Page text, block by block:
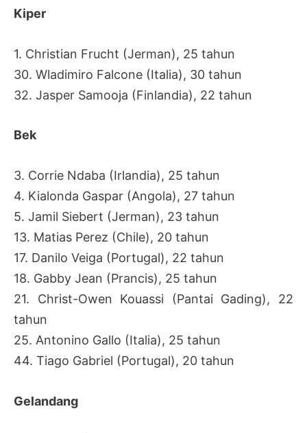
Kiper
1. Christian Frucht (Jerman), 25 tahun
30. Wladimiro Falcone (Italia), 30 tahun
32. Jasper Samooja (Finlandia), 22 tahun
Bek
3. Corrie Ndaba (Irlandia), 25 tahun
4. Kialonda Gaspar (Angola), 27 tahun
5. Jamil Siebert (Jerman), 23 tahun
13. Matias Perez (Chile), 20 tahun
17. Danilo Veiga (Portugal), 22 tahun
18. Gabby Jean (Prancis), 25 tahun
21. Christ-Owen Kouassi (Pantai Gading), 22
tahun
25. Antonino Gallo (Italia), 25 tahun
44. Tiago Gabriel (Portugal), 20 tahun
Gelandang